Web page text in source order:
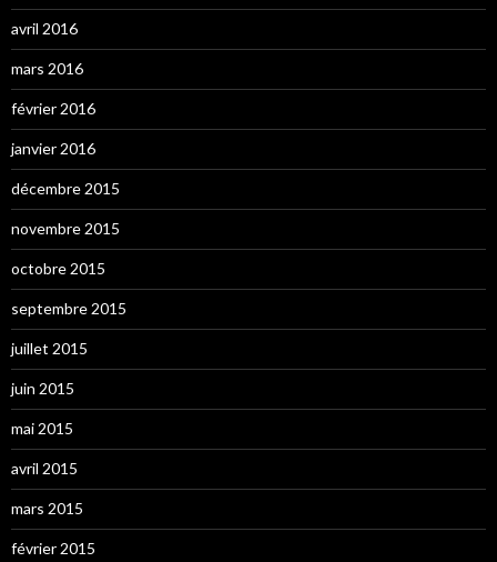
avril 2016
mars 2016
février 2016
janvier 2016
décembre 2015
novembre 2015
octobre 2015
septembre 2015
juillet 2015
juin 2015
mai 2015
avril 2015
mars 2015
février 2015